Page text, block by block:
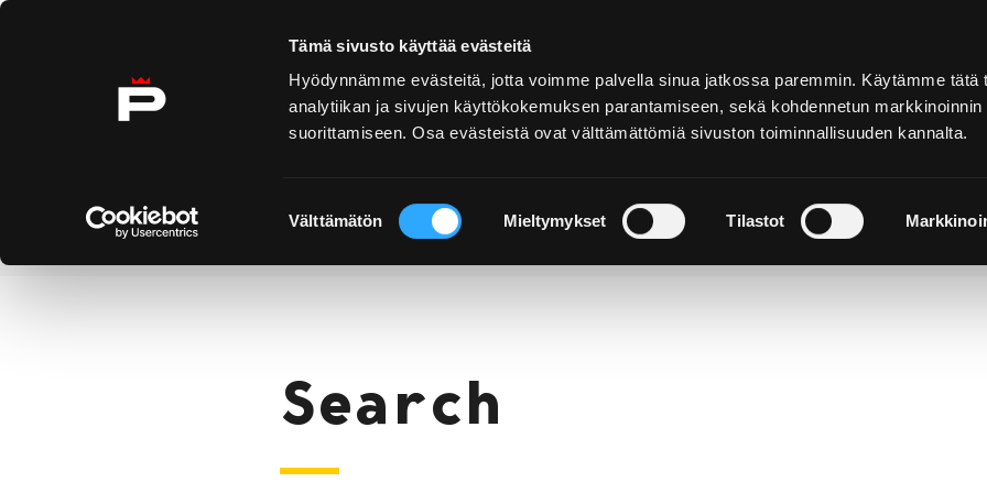
Tämä sivusto käyttää evästeitä
Hyödynnämme evästeitä, jotta voimme palvella sinua jatkossa paremmin. Käytämme tätä
analytiikan ja sivujen käyttökokemuksen parantamiseen, sekä kohdennetun markkinoinnin
suorittamiseen. Osa evästeistä ovat välttämättömiä sivuston toiminnallisuuden kannalta.
valinta
Välttämätön Mieltymykset Tilastot
Skip to content
English
Home
Search